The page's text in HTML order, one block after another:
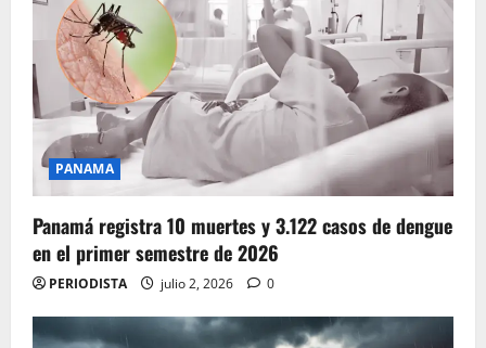
PANAMA
Panamá registra 10 muertes y 3.122 casos de dengue
en el primer semestre de 2026
PERIODISTA julio 2, 2026 0